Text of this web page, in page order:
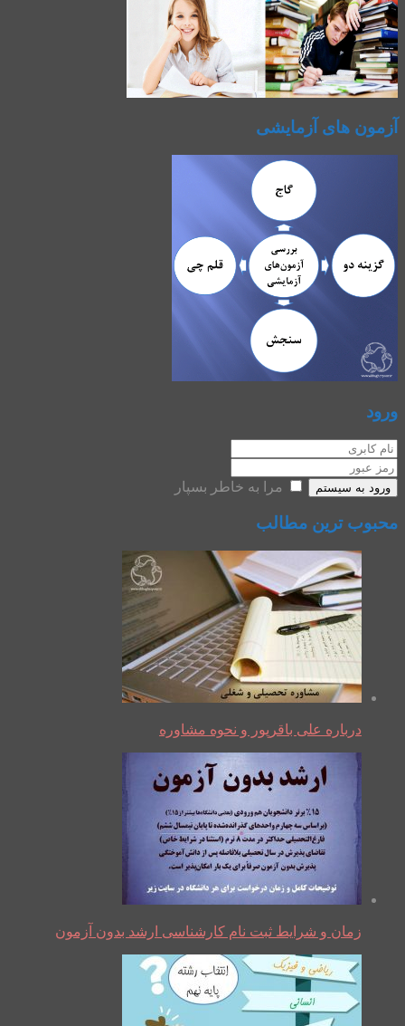
آزمون های آزمایشی
ورود
ورود به سیستم مرا به خاطر بسپار
محبوب ترین مطالب
درباره علی باقرپور و نحوه مشاوره
زمان و شرایط ثبت نام کارشناسی ارشد بدون آزمون